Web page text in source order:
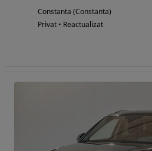
Constanta (Constanta)
Privat • Reactualizat